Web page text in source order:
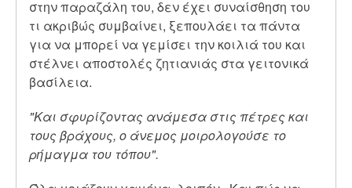
στην παραζάλη του, δεν έχει συναίσθηση του
τι ακριβώς συμβαίνει, ξεπουλάει τα πάντα
για να μπορεί να γεμίσει την κοιλιά του και
στέλνει αποστολές ζητιανιάς στα γειτονικά
βασίλεια.
"Και σφυρίζοντας ανάμεσα στις πέτρες και
τους βράχους, ο άνεμος μοιρολογούσε το
ρήμαγμα του τόπου".